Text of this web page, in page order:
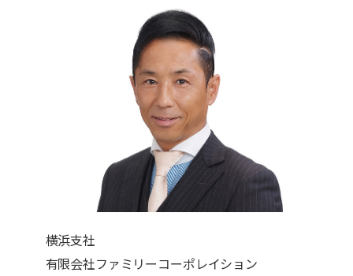
横浜支社
有限会社ファミリーコーポレイション